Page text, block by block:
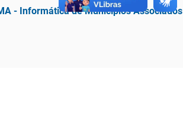
- Informática de Municípios Associados